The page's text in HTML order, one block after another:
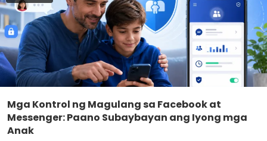
Mga Kontrol ng Magulang sa Facebook at
Messenger: Paano Subaybayan ang Iyong mga
Anak